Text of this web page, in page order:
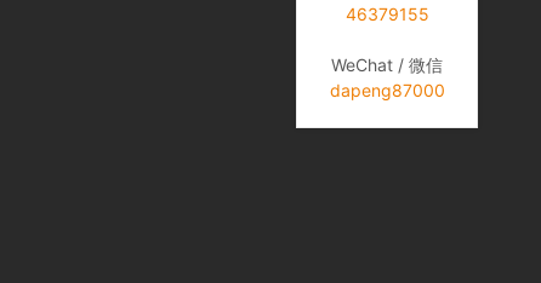
46379155
WeChat / 微信
dapeng87000